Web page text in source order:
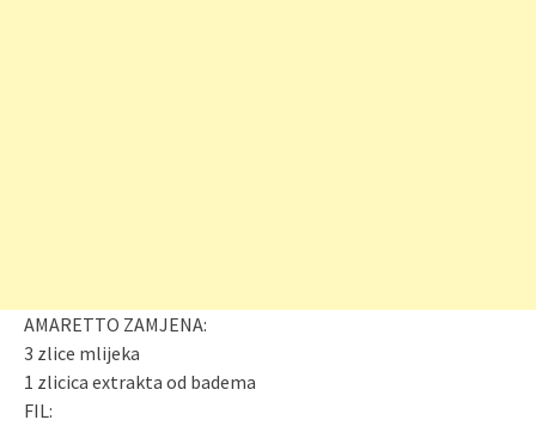
AMARETTO ZAMJENA:
3 zlice mlijeka
1 zlicica extrakta od badema
FIL: